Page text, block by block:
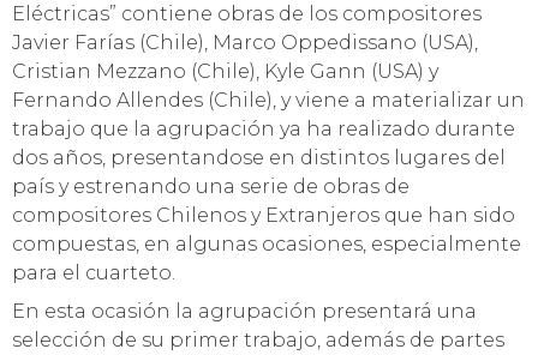
Eléctricas” contiene obras de los compositores
Javier Farías (Chile), Marco Oppedissano (USA),
Cristian Mezzano (Chile), Kyle Gann (USA) y
Fernando Allendes (Chile), y viene a materializar un
trabajo que la agrupación ya ha realizado durante
dos años, presentandose en distintos lugares del
país y estrenando una serie de obras de
compositores Chilenos y Extranjeros que han sido
compuestas, en algunas ocasiones, especialmente
para el cuarteto.
En esta ocasión la agrupación presentará una
selección de su primer trabajo, además de partes